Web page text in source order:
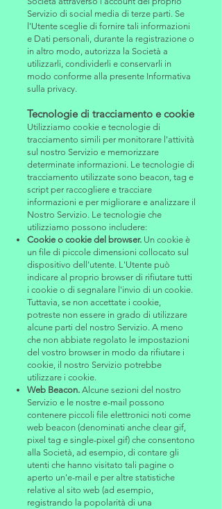
Servizio di social media di terze parti. Se
l'Utente sceglie di fornire tali informazioni
e Dati personali, durante la registrazione o
in altro modo, autorizza la Società a
utilizzarli, condividerli e conservarli in
modo conforme alla presente Informativa
sulla privacy.
Tecnologie di tracciamento e cookie
Utilizziamo cookie e tecnologie di
tracciamento simili per monitorare l'attività
sul nostro Servizio e memorizzare
determinate informazioni. Le tecnologie di
tracciamento utilizzate sono beacon, tag e
script per raccogliere e tracciare
informazioni e per migliorare e analizzare il
Nostro Servizio. Le tecnologie che
utilizziamo possono includere:
Cookie o cookie del browser. Un cookie è
un file di piccole dimensioni collocato sul
dispositivo dell'utente. L'Utente può
indicare al proprio browser di rifiutare tutti
i cookie o di segnalare l'invio di un cookie.
Tuttavia, se non accettate i cookie,
potreste non essere in grado di utilizzare
alcune parti del nostro Servizio. A meno
che non abbiate regolato le impostazioni
del vostro browser in modo da rifiutare i
cookie, il nostro Servizio potrebbe
utilizzare i cookie.
Web Beacon. Alcune sezioni del nostro
Servizio e le nostre e-mail possono
contenere piccoli file elettronici noti come
web beacon (denominati anche clear gif,
pixel tag e single-pixel gif) che consentono
alla Società, ad esempio, di contare gli
utenti che hanno visitato tali pagine o
aperto un'e-mail e per altre statistiche
relative al sito web (ad esempio,
registrando la popolarità di una